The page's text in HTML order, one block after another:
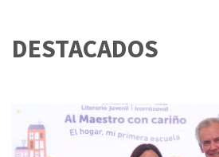
DESTACADOS